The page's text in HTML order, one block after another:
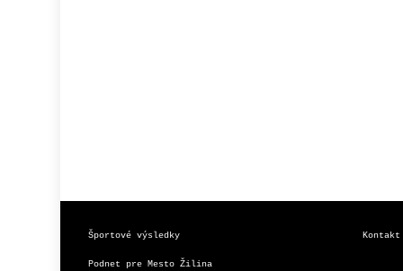
Športové výsledky
Podnet pre Mesto Žilina